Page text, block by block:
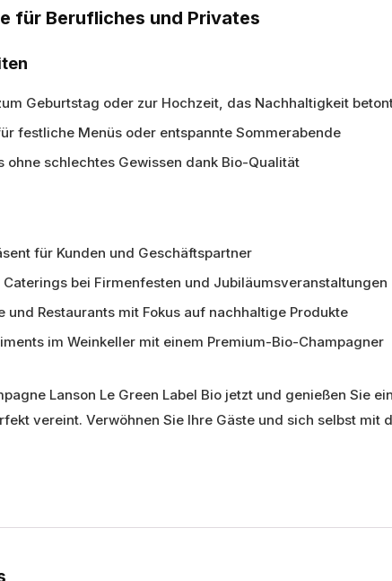
für Berufliches und Privates
Geburtstag oder zur Hochzeit, das Nachhaltigkeit
festliche Menüs oder entspannte Sommerabende
ohne schlechtes Gewissen dank Bio-Qualität
für Kunden und Geschäftspartner
bei Firmenfesten und Jubiläumsveranstaltungen
und Restaurants mit Fokus auf nachhaltige Produkte
im Weinkeller mit einem Premium-Bio-Champagner
Lanson Le Green Label Bio jetzt und genießen Sie
vereint. Verwöhnen Sie Ihre Gäste und sich selbst mit